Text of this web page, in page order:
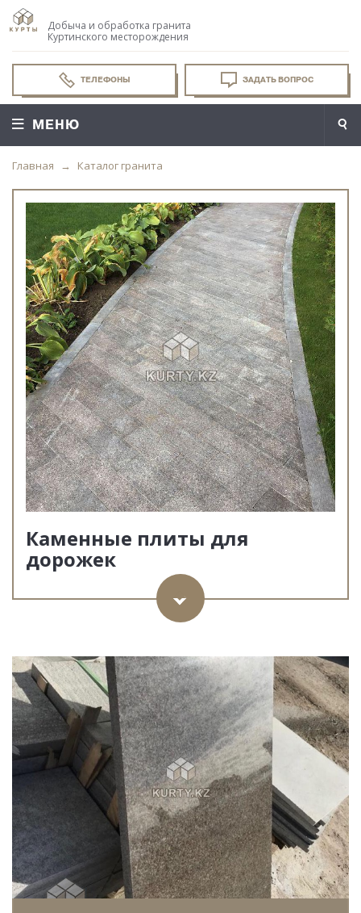
Добыча и обработка гранита
Куртинского месторождения
ТЕЛЕФОНЫ ЗАДАТЬ ВОПРОС
МЕНЮ
Главная Каталог гранита
Каменные плиты для
дорожек